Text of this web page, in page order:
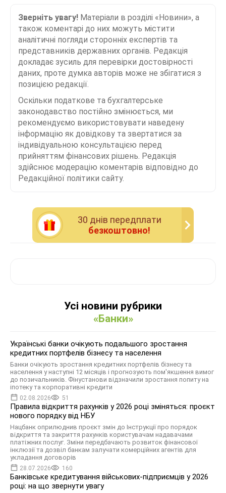
Зверніть увагу! Матеріали в розділі «Новини», а
також коментарі до них можуть містити
аналітичні погляди сторонніх експертів та
представників державних органів. Редакція
докладає зусиль для перевірки достовірності
даних, проте думка авторів може не збігатися з
позицією редакції.
Оскільки податкове та бухгалтерське
законодавство постійно змінюється, ми
рекомендуємо використовувати наведену
інформацію як довідкову та звертатися за
індивідуальною консультацією перед
прийняттям фінансових рішень. Редакція
здійснює модерацію коментарів відповідно до
Редакційної політики сайту.
30 днiв передплати
безкоштовно!
Усі новини рубрики
«Банки»
Українські банки очікують подальшого зростання
кредитних портфелів бізнесу та населення
Банки очікують зростання кредитних портфелів бізнесу та
населення у наступні 12 місяців і прогнозують пом'якшення вимог
до позичальників. Фінустанови відзначили зростання попиту на
іпотеку та корпоративні кредити
02.08.2026 51
Правила відкриття рахунків у 2026 році зміняться: проєкт
нового порядку від НБУ
Нацбанк оприлюднив проєкт змін до Інструкції про порядок
відкриття та закриття рахунків користувачам надавачами
платіжних послуг. Зміни передбачають розвиток фінансової
інклюзії та дозвіл банкам залучати комерційних агентів для
укладання договорів
28.07.2026 160
Банківське кредитування військових-підприємців у 2026
році: на що звернути увагу